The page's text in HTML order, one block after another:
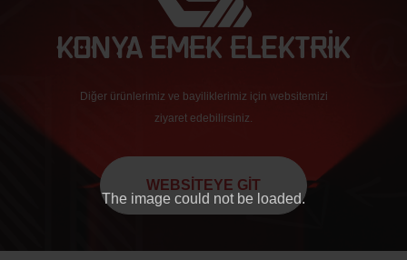
The image could not be loaded.
Diğer ürünlerimiz ve bayiliklerimiz için websitemizi
ziyaret edebilirsiniz.
WEBSİTEYE GİT